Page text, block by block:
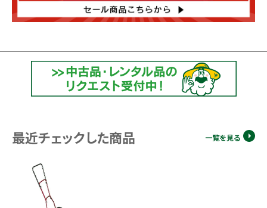
最近チェックした商品 一覧を見る